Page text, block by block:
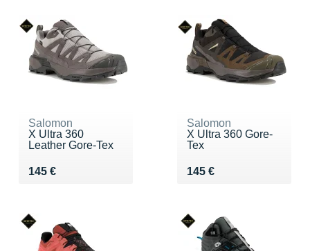
Salomon
X Ultra 360
Leather Gore-Tex
145 €
Vendu 145 €
Salomon
X Ultra 360 Gore-
Tex
145 €
Vendu 145 €